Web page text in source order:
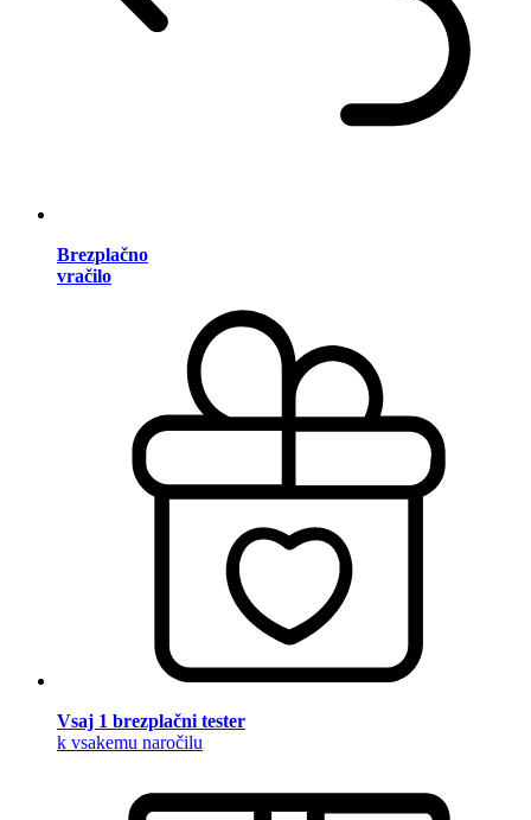
Brezplačno
vračilo
Vsaj 1 brezplačni tester
k vsakemu naročilu